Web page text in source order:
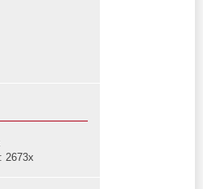
2673x